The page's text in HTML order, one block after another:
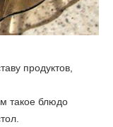
продуктов,
такое блюдо